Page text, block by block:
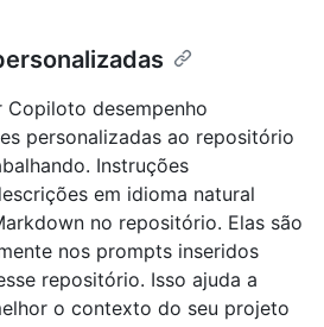
desempenho
personalizadas ao repositório
Instruções
em idioma natural
no repositório. Elas são
nos prompts inseridos
repositório. Isso ajuda a
o contexto do seu projeto